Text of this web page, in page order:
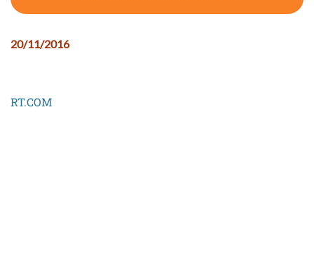
20/11/2016
RT.COM